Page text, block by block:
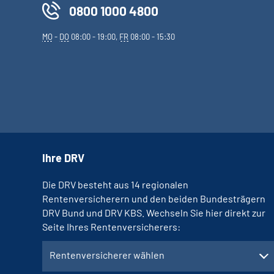
0800 1000 4800
MO- DO 08:00 - 19:00, FR 08:00 - 15:30
Ihre DRV
Die DRV besteht aus 14 regionalen
Rentenversicherern und den beiden Bundesträgern
DRV Bund und DRV KBS. Wechseln Sie hier direkt zur
Seite Ihres Rentenversicherers:
Rentenversicherer wählen